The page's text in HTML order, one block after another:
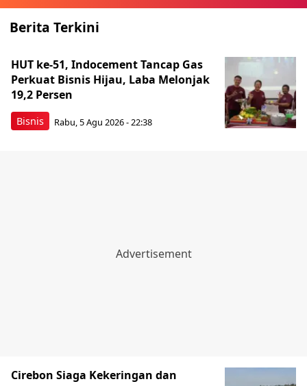
Berita Terkini
Bisnis
HUT ke-51, Indocement Tancap Gas
Perkuat Bisnis Hijau, Laba Melonjak
19,2 Persen
Rabu, 5 Agu 2026 - 22:38
Cirebon Siaga Kekeringan dan